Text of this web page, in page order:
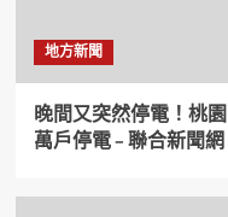
地方新聞
晚間又突然停電！桃
萬戶停電 – 聯合新聞網